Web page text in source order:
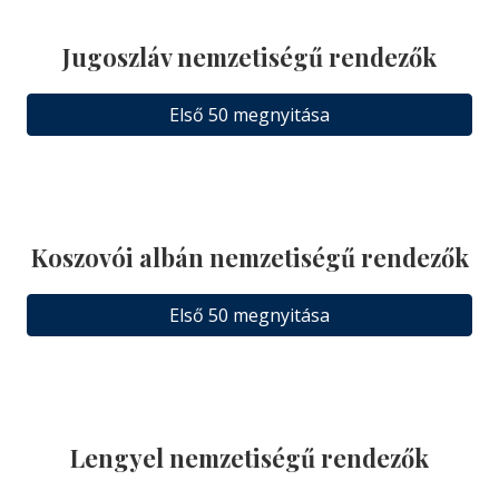
Jugoszláv nemzetiségű rendezők
Első 50 megnyitása
Koszovói albán nemzetiségű rendezők
Első 50 megnyitása
Lengyel nemzetiségű rendezők